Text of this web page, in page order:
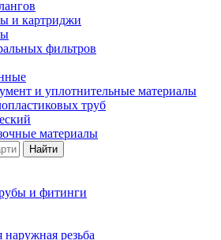
и картриджи
фильтров
и уплотнительные материалы
труб
материалы
Найти
и фитинги
резьба